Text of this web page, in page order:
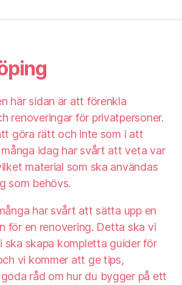
här sidan är att förenkla
renoveringar för privatpersoner.
göra rätt och inte som i att
idag har svårt att veta var
material som ska användas
som behövs.
har svårt att sätta upp en
för en renovering. Detta ska vi
ska skapa kompletta guider för
vi kommer att ge tips,
råd om hur du bygger på ett